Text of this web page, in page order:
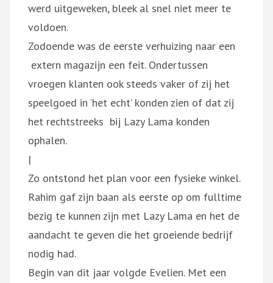
werd uitgeweken, bleek al snel niet meer te
voldoen.
Zodoende was de eerste verhuizing naar een
extern magazijn een feit. Ondertussen
vroegen klanten ook steeds vaker of zij het
speelgoed in ‘het echt’ konden zien of dat zij
het rechtstreeks bij Lazy Lama konden
ophalen.
|
Zo ontstond het plan voor een fysieke winkel.
Rahim gaf zijn baan als eerste op om fulltime
bezig te kunnen zijn met Lazy Lama en het de
aandacht te geven die het groeiende bedrijf
nodig had.
Begin van dit jaar volgde Evelien. Met een